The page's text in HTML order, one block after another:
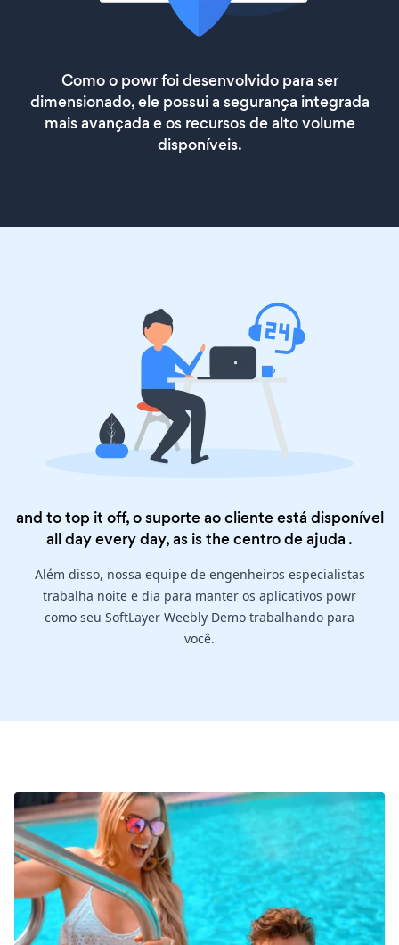
Como o powr foi desenvolvido para ser
dimensionado, ele possui a segurança integrada
mais avançada e os recursos de alto volume
disponíveis.
and to top it off, o suporte ao cliente está disponível
all day every day, as is thecentro de ajuda .
Além disso, nossa equipe de engenheiros especialistas
trabalha noite e dia para manter os aplicativos powr
como seu SoftLayer Weebly Demo trabalhando para
você.